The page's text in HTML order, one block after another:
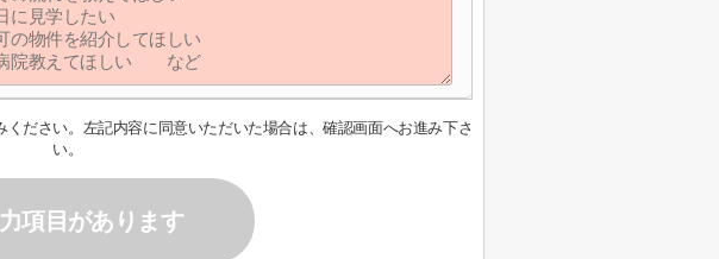
ください。左記内容に同意いただいた場合は、確認画面へお進み下さ
い。
項目があります